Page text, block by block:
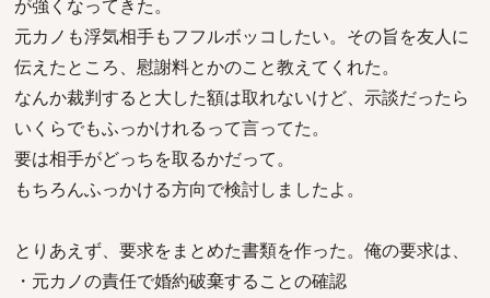
が強くなってきた。
元カノも浮気相手もフフルボッコしたい。その旨を友人に
伝えたところ、慰謝料とかのこと教えてくれた。
なんか裁判すると大した額は取れないけど、示談だったら
いくらでもふっかけれるって言ってた。
要は相手がどっちを取るかだって。
もちろんふっかける方向で検討しましたよ。
とりあえず、要求をまとめた書類を作った。俺の要求は、
・元カノの責任で婚約破棄することの確認